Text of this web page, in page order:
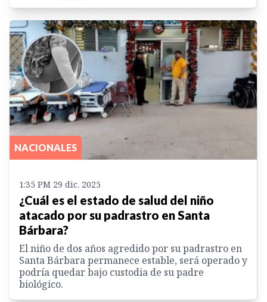
NACIONALES
1:35 PM 29 dic. 2025
¿Cuál es el estado de salud del niño
atacado por su padrastro en Santa
Bárbara?
El niño de dos años agredido por su padrastro en
Santa Bárbara permanece estable, será operado y
podría quedar bajo custodia de su padre
biológico.